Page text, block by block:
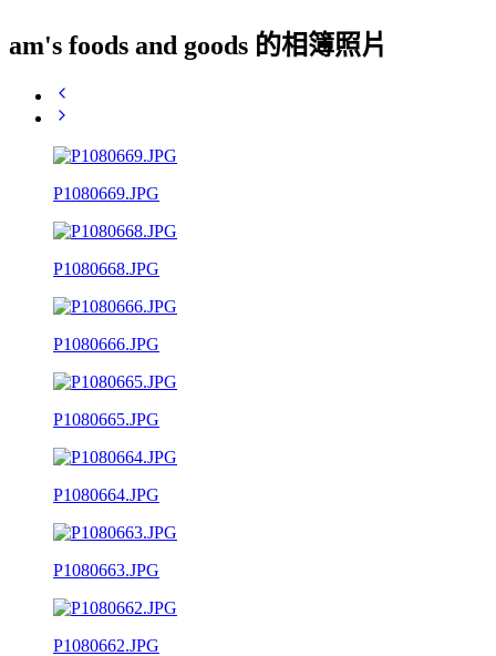
am's foods and goods 的相簿照片
P1080669.JPG
P1080668.JPG
P1080666.JPG
P1080665.JPG
P1080664.JPG
P1080663.JPG
P1080662.JPG